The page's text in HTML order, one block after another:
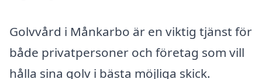
Golvvård i Månkarbo är en viktig tjänst för
både privatpersoner och företag som vill
hålla sina golv i bästa möjliga skick.